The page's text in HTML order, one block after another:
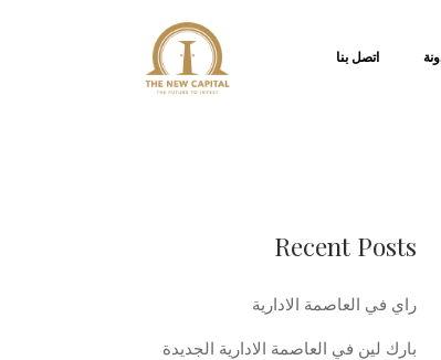
اتصل بنا
Recent Posts
راي في العاصمة الادارية
بارك لين في العاصمة الادارية الجديدة